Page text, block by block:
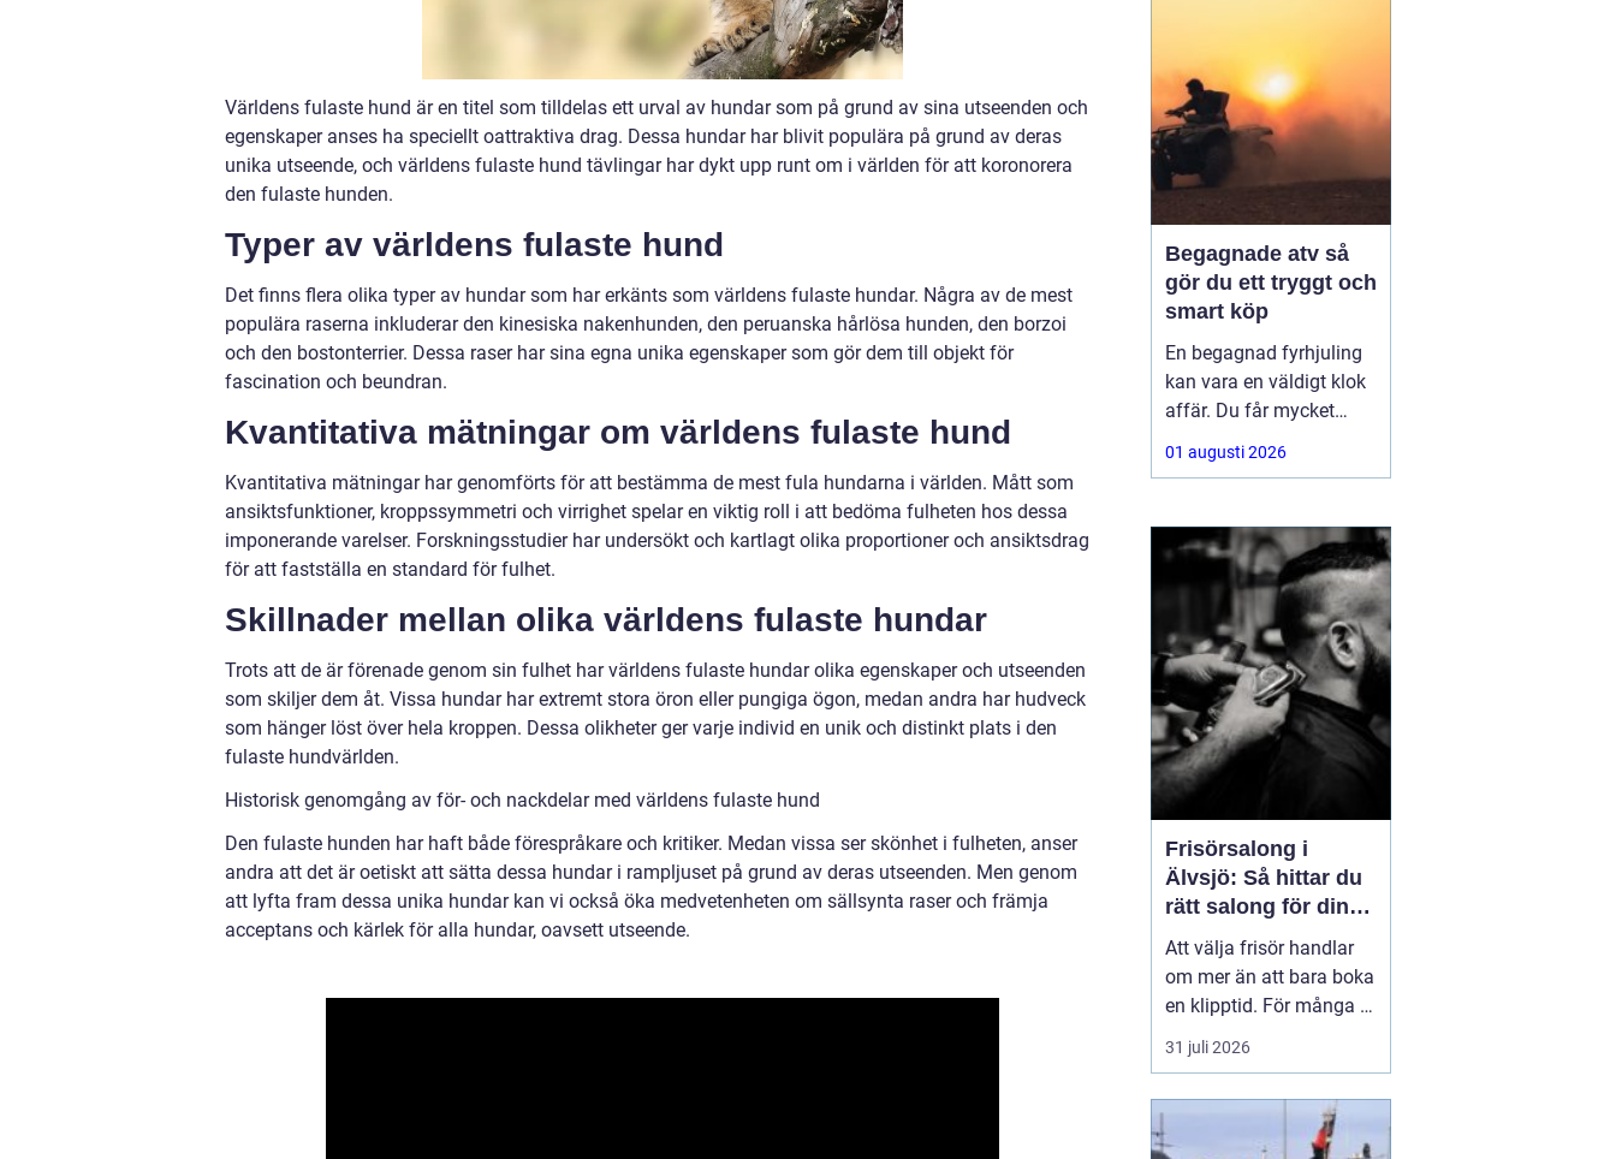
Världens fulaste hund är en titel som tilldelas ett urval av hundar som på grund av sina utseenden och
egenskaper anses ha speciellt oattraktiva drag. Dessa hundar har blivit populära på grund av deras
unika utseende, och världens fulaste hund tävlingar har dykt upp runt om i världen för att koronorera
den fulaste hunden.
Typer av världens fulaste hund
Det finns flera olika typer av hundar som har erkänts som världens fulaste hundar. Några av de mest
populära raserna inkluderar den kinesiska nakenhunden, den peruanska hårlösa hunden, den borzoi
och den bostonterrier. Dessa raser har sina egna unika egenskaper som gör dem till objekt för
fascination och beundran.
Kvantitativa mätningar om världens fulaste hund
Kvantitativa mätningar har genomförts för att bestämma de mest fula hundarna i världen. Mått som
ansiktsfunktioner, kroppssymmetri och virrighet spelar en viktig roll i att bedöma fulheten hos dessa
imponerande varelser. Forskningsstudier har undersökt och kartlagt olika proportioner och ansiktsdrag
för att fastställa en standard för fulhet.
Skillnader mellan olika världens fulaste hundar
Trots att de är förenade genom sin fulhet har världens fulaste hundar olika egenskaper och utseenden
som skiljer dem åt. Vissa hundar har extremt stora öron eller pungiga ögon, medan andra har hudveck
som hänger löst över hela kroppen. Dessa olikheter ger varje individ en unik och distinkt plats i den
fulaste hundvärlden.
Historisk genomgång av för- och nackdelar med världens fulaste hund
Den fulaste hunden har haft både förespråkare och kritiker. Medan vissa ser skönhet i fulheten, anser
andra att det är oetiskt att sätta dessa hundar i rampljuset på grund av deras utseenden. Men genom
att lyfta fram dessa unika hundar kan vi också öka medvetenheten om sällsynta raser och främja
acceptans och kärlek för alla hundar, oavsett utseende.
hårt vat...
Begagnade atv så
gör du ett tryggt och
smart köp
En begagnad fyrhjuling
kan vara en väldigt klok
affär. Du får mycket
funktion för pengarna
och slipper den största
ofta kommer direkt när
en maskin är ny.
Samtidigt kräver ett
andrahandsköp mer
eftertanke. Den som vill
köpa
01 augusti 2026
Frisörsalong i
Älvsjö: Så hittar du
rätt salong för din
stil och vardag
Att välja frisör handlar
om mer än att bara boka
en klipptid. För många är
frisörbesöket en paus i
vardagen, en chans att
känna sig mer som sig
själv. I Älvsjö fi...
31 juli 2026